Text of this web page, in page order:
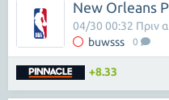
buwsss 0
04/30 00:32 Πριν
+8.33